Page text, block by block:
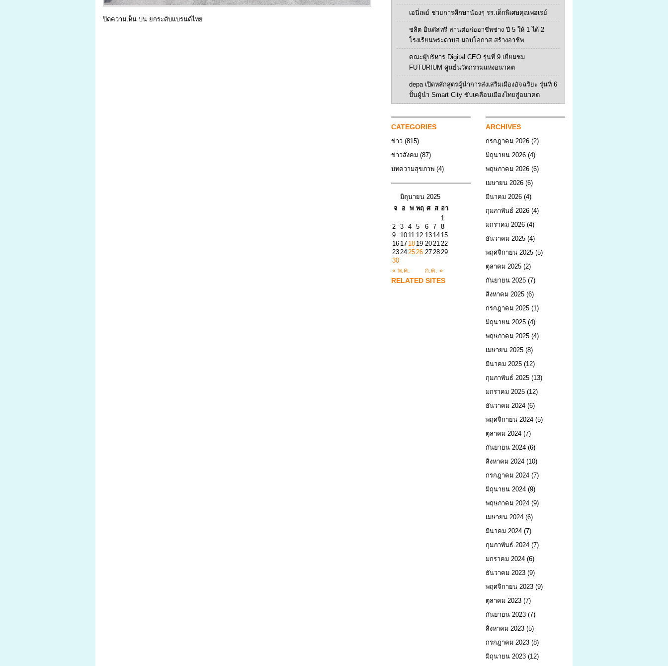
ปิดความเห็น บน ยกระดับแบรนด์ไทย
เอนี่เพย์ ช่วยการศึกษาน้องๆ รร.เด็กพิเศษคุณพ่อเรย์
ชลิต อินดัสทรี สานต่อก่ออาชีพช่าง ปี 5 ให้ 1 ได้ 2
โรงเรียนพระดาบส มอบโอกาส สร้างอาชีพ
คณะผู้บริหาร Digital CEO รุ่นที่ 9 เยี่ยมชม
FUTURIUM ศูนย์นวัตกรรมแห่งอนาคต
depa เปิดหลักสูตรผู้นำการส่งเสริมเมืองอัจฉริยะ รุ่นที่ 6
ปั้นผู้นำ Smart City ขับเคลื่อนเมืองไทยสู่อนาคต
CATEGORIES
ข่าว (815)
ข่าวสังคม (87)
บทความสุขภาพ (4)
มิถุนายน 2025
จ
อ พ พฤ ศ ส อา
« พ.ค. ก.ค. »
1
2 3 4 5 6 7 8
9
10 11 12 13 14 15
16 17 18 19 202122
23242526 272829
30
RELATED SITES
ARCHIVES
กรกฎาคม 2026 (2)
มิถุนายน 2026 (4)
พฤษภาคม 2026 (6)
เมษายน 2026 (6)
มีนาคม 2026 (4)
กุมภาพันธ์ 2026 (4)
มกราคม 2026 (4)
ธันวาคม 2025 (4)
พฤศจิกายน 2025 (5)
ตุลาคม 2025 (2)
กันยายน 2025 (7)
สิงหาคม 2025 (6)
กรกฎาคม 2025 (1)
มิถุนายน 2025 (4)
พฤษภาคม 2025 (4)
เมษายน 2025 (8)
มีนาคม 2025 (12)
กุมภาพันธ์ 2025 (13)
มกราคม 2025 (12)
ธันวาคม 2024 (6)
พฤศจิกายน 2024 (5)
ตุลาคม 2024 (7)
กันยายน 2024 (6)
สิงหาคม 2024 (10)
กรกฎาคม 2024 (7)
มิถุนายน 2024 (9)
พฤษภาคม 2024 (9)
เมษายน 2024 (6)
มีนาคม 2024 (7)
กุมภาพันธ์ 2024 (7)
มกราคม 2024 (6)
ธันวาคม 2023 (9)
พฤศจิกายน 2023 (9)
ตุลาคม 2023 (7)
กันยายน 2023 (7)
สิงหาคม 2023 (5)
กรกฎาคม 2023 (8)
มิถุนายน 2023 (12)